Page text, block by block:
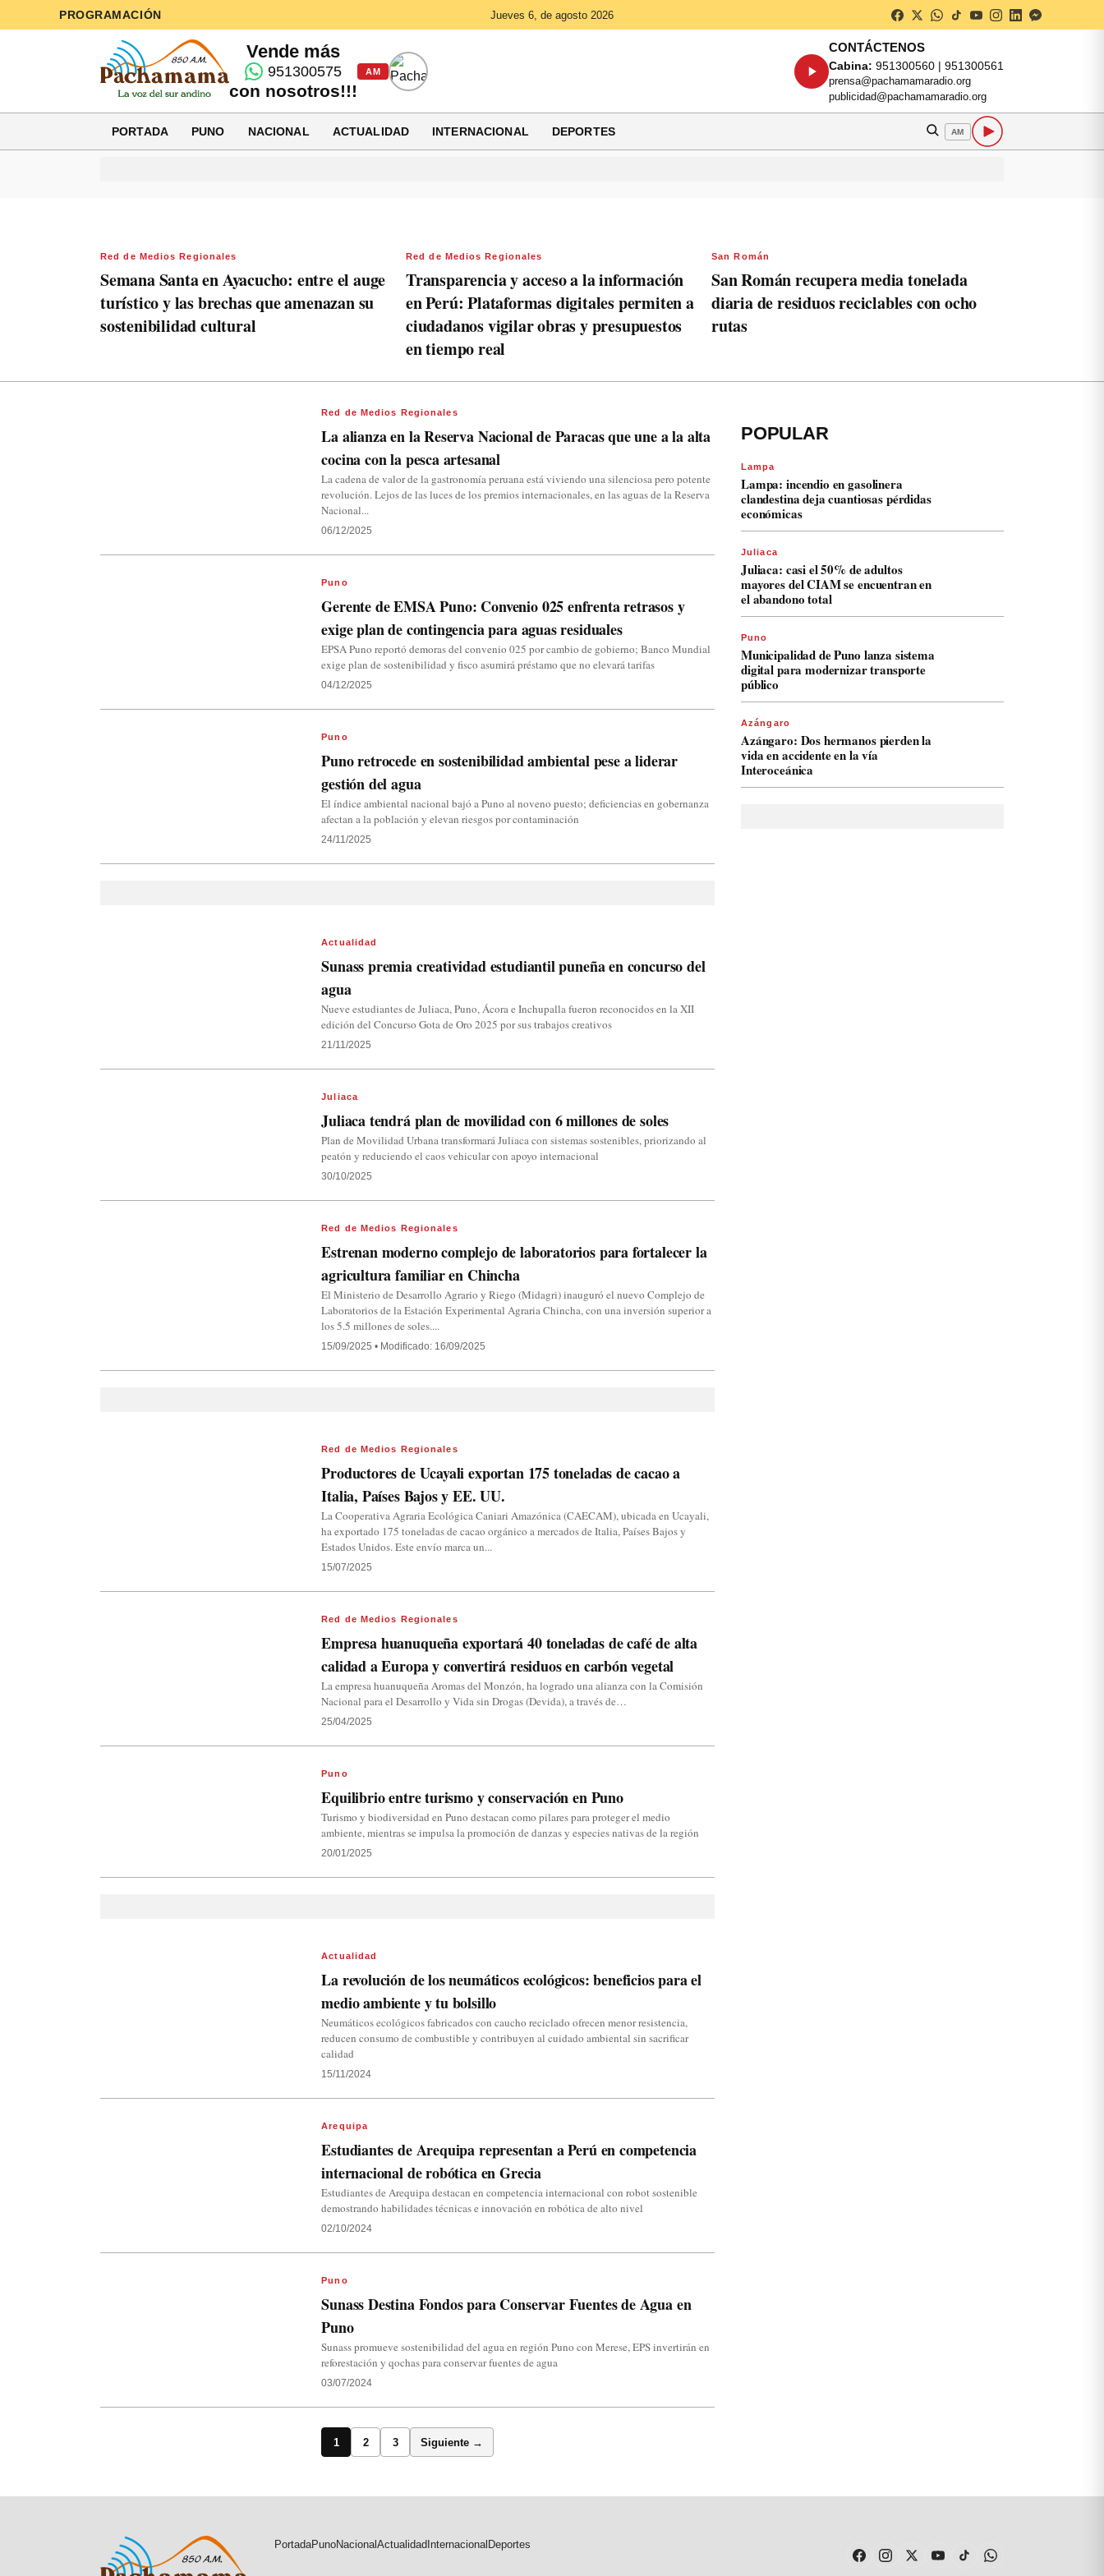
PROGRAMACIÓN Jueves 6, de agosto 2026
Vende más
951300575
con nosotros!!!
AM
CONTÁCTENOS
Cabina: 951300560 | 951300561
prensa@pachamamaradio.org
publicidad@pachamamaradio.org
PORTADA PUNO NACIONAL ACTUALIDAD INTERNACIONAL DEPORTES AM
Red de Medios Regionales
Semana Santa en Ayacucho: entre el auge
turístico y las brechas que amenazan su
sostenibilidad cultural
Red de Medios Regionales
Transparencia y acceso a la información
en Perú: Plataformas digitales permiten a
ciudadanos vigilar obras y presupuestos
en tiempo real
San Román
San Román recupera media tonelada
diaria de residuos reciclables con ocho
rutas
Red de Medios Regionales
La alianza en la Reserva Nacional de Paracas que une a la alta
cocina con la pesca artesanal
La cadena de valor de la gastronomía peruana está viviendo una silenciosa pero potente
revolución. Lejos de las luces de los premios internacionales, en las aguas de la Reserva
Nacional...
06/12/2025
Puno
Gerente de EMSA Puno: Convenio 025 enfrenta retrasos y
exige plan de contingencia para aguas residuales
EPSA Puno reportó demoras del convenio 025 por cambio de gobierno; Banco Mundial
exige plan de sostenibilidad y fisco asumirá préstamo que no elevará tarifas
04/12/2025
Puno
Puno retrocede en sostenibilidad ambiental pese a liderar
gestión del agua
El índice ambiental nacional bajó a Puno al noveno puesto; deficiencias en gobernanza
afectan a la población y elevan riesgos por contaminación
24/11/2025
Actualidad
Sunass premia creatividad estudiantil puneña en concurso del
agua
Nueve estudiantes de Juliaca, Puno, Ácora e Inchupalla fueron reconocidos en la XII
edición del Concurso Gota de Oro 2025 por sus trabajos creativos
21/11/2025
Juliaca
Juliaca tendrá plan de movilidad con 6 millones de soles
Plan de Movilidad Urbana transformará Juliaca con sistemas sostenibles, priorizando al
peatón y reduciendo el caos vehicular con apoyo internacional
30/10/2025
Red de Medios Regionales
Estrenan moderno complejo de laboratorios para fortalecer la
agricultura familiar en Chincha
El Ministerio de Desarrollo Agrario y Riego (Midagri) inauguró el nuevo Complejo de
Laboratorios de la Estación Experimental Agraria Chincha, con una inversión superior a
los 5.5 millones de soles....
15/09/2025 • Modificado: 16/09/2025
Red de Medios Regionales
Productores de Ucayali exportan 175 toneladas de cacao a
Italia, Países Bajos y EE. UU.
La Cooperativa Agraria Ecológica Caniari Amazónica (CAECAM), ubicada en Ucayali,
ha exportado 175 toneladas de cacao orgánico a mercados de Italia, Países Bajos y
Estados Unidos. Este envío marca un...
15/07/2025
Red de Medios Regionales
Empresa huanuqueña exportará 40 toneladas de café de alta
calidad a Europa y convertirá residuos en carbón vegetal
La empresa huanuqueña Aromas del Monzón, ha logrado una alianza con la Comisión
Nacional para el Desarrollo y Vida sin Drogas (Devida), a través de…
25/04/2025
Puno
Equilibrio entre turismo y conservación en Puno
Turismo y biodiversidad en Puno destacan como pilares para proteger el medio
ambiente, mientras se impulsa la promoción de danzas y especies nativas de la región
20/01/2025
Actualidad
La revolución de los neumáticos ecológicos: beneficios para el
medio ambiente y tu bolsillo
Neumáticos ecológicos fabricados con caucho reciclado ofrecen menor resistencia,
reducen consumo de combustible y contribuyen al cuidado ambiental sin sacrificar
calidad
15/11/2024
Arequipa
Estudiantes de Arequipa representan a Perú en competencia
internacional de robótica en Grecia
Estudiantes de Arequipa destacan en competencia internacional con robot sostenible
demostrando habilidades técnicas e innovación en robótica de alto nivel
02/10/2024
Puno
Sunass Destina Fondos para Conservar Fuentes de Agua en
Puno
Sunass promueve sostenibilidad del agua en región Puno con Merese, EPS invertirán en
reforestación y qochas para conservar fuentes de agua
03/07/2024
1 2 3 Siguiente →
POPULAR
Lampa
Lampa: incendio en gasolinera
clandestina deja cuantiosas pérdidas
económicas
Juliaca
Juliaca: casi el 50% de adultos
mayores del CIAM se encuentran en
el abandono total
Puno
Municipalidad de Puno lanza sistema
digital para modernizar transporte
público
Azángaro
Azángaro: Dos hermanos pierden la
vida en accidente en la vía
Interoceánica
PortadaPunoNacionalActualidad Internacional Deportes